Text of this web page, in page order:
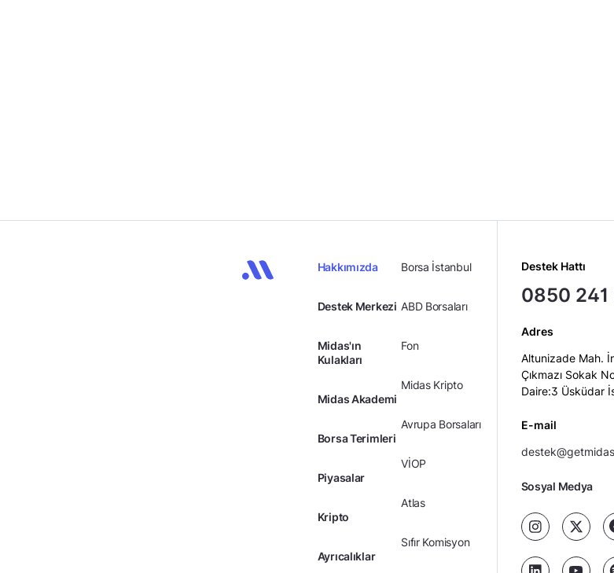
Hakkımızda
Destek Merkezi
Midas'ın
Kulakları
Midas Akademi
Borsa Terimleri
Piyasalar
Kripto
Ayrıcalıklar
Borsa İstanbul
ABD Borsaları
Fon
Midas Kripto
Avrupa Borsaları
VİOP
Atlas
Sıfır Komisyon
Destek Hattı
0850 241
Adres
Altunizade Mah.
Çıkmazı Sokak
Daire:3 Üsküdar
E-mail
Sosyal Medya